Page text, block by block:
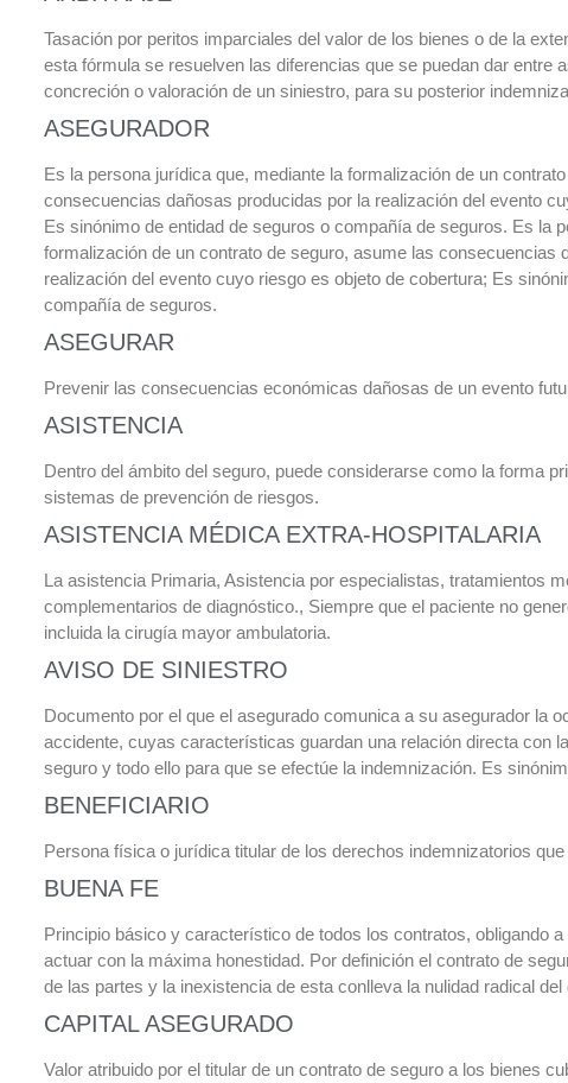
Tasación por peritos imparciales del valor de los bienes o de la
esta fórmula se resuelven las diferencias que se puedan dar entre
concreción o valoración de un siniestro, para su posterior
ASEGURADOR
Es la persona jurídica que, mediante la formalización de un
consecuencias dañosas producidas por la realización del evento
Es sinónimo de entidad de seguros o compañía de seguros. Es la
formalización de un contrato de seguro, asume las consecuencias
realización del evento cuyo riesgo es objeto de cobertura; Es
compañía de seguros.
ASEGURAR
Prevenir las consecuencias económicas dañosas de un evento
ASISTENCIA
Dentro del ámbito del seguro, puede considerarse como la forma
sistemas de prevención de riesgos.
ASISTENCIA MÉDICA EXTRA-HOSPITALARIA
La asistencia Primaria, Asistencia por especialistas, tratamientos
complementarios de diagnóstico., Siempre que el paciente no
incluida la cirugía mayor ambulatoria.
AVISO DE SINIESTRO
Documento por el que el asegurado comunica a su asegurador la
accidente, cuyas características guardan una relación directa con
seguro y todo ello para que se efectúe la indemnización. Es
BENEFICIARIO
Persona física o jurídica titular de los derechos indemnizatorios
BUENA FE
Principio básico y característico de todos los contratos, obligando
actuar con la máxima honestidad. Por definición el contrato de
de las partes y la inexistencia de esta conlleva la nulidad radical del
CAPITAL ASEGURADO
Valor atribuido por el titular de un contrato de seguro a los bienes